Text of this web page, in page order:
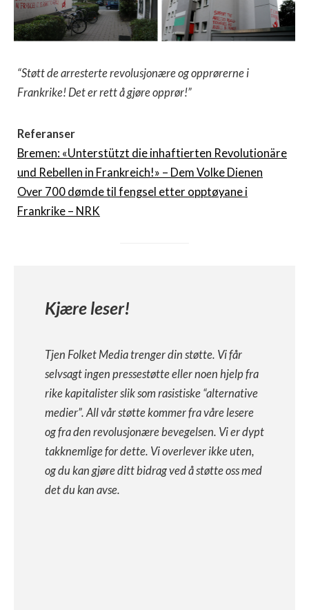
“Støtt de arresterte revolusjonære og opprørerne i
Frankrike! Det er rett å gjøre opprør!”
Referanser
Bremen: «Unterstützt die inhaftierten Revolutionäre
und Rebellen in Frankreich!» – Dem Volke Dienen
Over 700 dømde til fengsel etter opptøyane i
Frankrike – NRK
Kjære leser!
Tjen Folket Media trenger din støtte. Vi får
selvsagt ingen pressestøtte eller noen hjelp fra
rike kapitalister slik som rasistiske “alternative
medier”. All vår støtte kommer fra våre lesere
og fra den revolusjonære bevegelsen. Vi er dypt
takknemlige for dette. Vi overlever ikke uten,
og du kan gjøre ditt bidrag ved å støtte oss med
det du kan avse.